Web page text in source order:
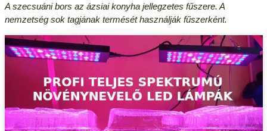
A szecsuáni bors az ázsiai konyha jellegzetes fűszere. A
nemzetség sok tagjának termését használják fűszerként.